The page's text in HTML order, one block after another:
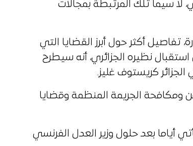
لا سيما تلك المرتبطة بمجالات
أكثر حول أبرز القضايا التي
نظيره الجزائري، أنه سيطرح
كريستوف غليز.
ومكافحة الجريمة المنظمة وقضايا
أياما بعد حلول وزير العدل الفرنسي